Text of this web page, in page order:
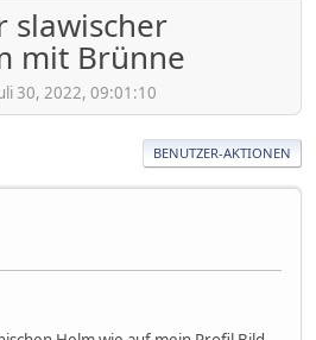
slawischer
mit Brünne
30, 2022, 09:01:10
BENUTZER-AKTIONEN